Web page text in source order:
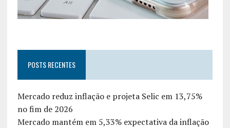
POSTS RECENTES
Mercado reduz inflação e projeta Selic em 13,75%
no fim de 2026
Mercado mantém em 5,33% expectativa da inflação